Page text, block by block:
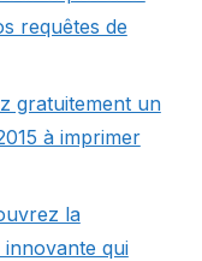
requêtes de
gratuitement un
à imprimer
la
innovante qui